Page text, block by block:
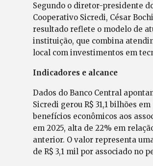
Segundo o diretor-presidente
Cooperativo Sicredi, César
resultado reflete o modelo de
instituição, que combina
local com investimentos em
Indicadores e alcance
Dados do Banco Central
Sicredi gerou R$ 31,1 bilhões em
benefícios econômicos aos
em 2025, alta de 22% em
anterior. O valor representa
de R$ 3,1 mil por associado no